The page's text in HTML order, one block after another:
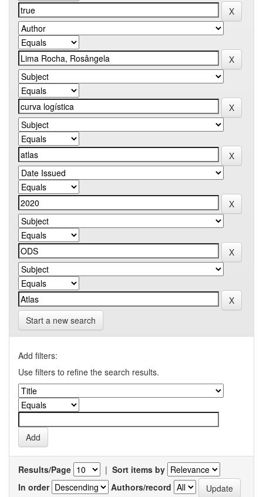
Start a new search
Add filters:
Use filters to refine the search results.
Results/Page | Sort items by
In order
Authors/record